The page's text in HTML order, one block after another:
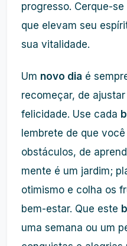
progresso. Cerque-
que elevam seu
sua vitalidade.
Um novo dia é
recomeçar, de
felicidade. Use cada
lembrete de que
obstáculos, de
mente é um jardim;
otimismo e colha os
bem-estar. Que este
uma semana ou um